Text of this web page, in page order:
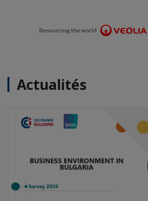
Actualités